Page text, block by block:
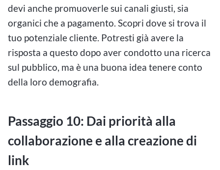
devi anche promuoverle sui canali giusti, sia
organici che a pagamento. Scopri dove si trova il
tuo potenziale cliente. Potresti già avere la
risposta a questo dopo aver condotto una ricerca
sul pubblico, ma è una buona idea tenere conto
della loro demografia.
Passaggio 10: Dai priorità alla
collaborazione e alla creazione di
link